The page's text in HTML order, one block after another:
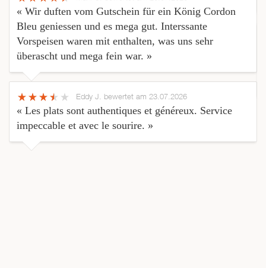
« Wir duften vom Gutschein für ein König Cordon
Bleu geniessen und es mega gut. Interssante
Vorspeisen waren mit enthalten, was uns sehr
überascht und mega fein war. »
Eddy J. bewertet am 23.07.2026
« Les plats sont authentiques et généreux. Service
impeccable et avec le sourire. »